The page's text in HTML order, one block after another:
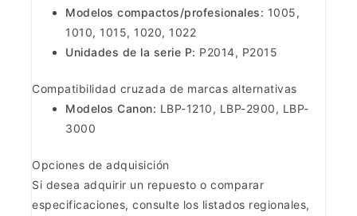
Modelos compactos/profesionales: 1005,
1010, 1015, 1020, 1022
Unidades de la serie P: P2014, P2015
Compatibilidad cruzada de marcas alternativas
Modelos Canon: LBP-1210, LBP-2900, LBP-
3000
Opciones de adquisición
Si desea adquirir un repuesto o comparar
especificaciones, consulte los listados regionales,